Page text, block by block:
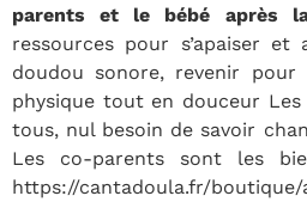
parents et le bébé après
ressources pour s’apaiser et
doudou sonore, revenir
physique tout en douceur
tous, nul besoin de savoir
Les co-parents sont les
https://cantadoula.fr/